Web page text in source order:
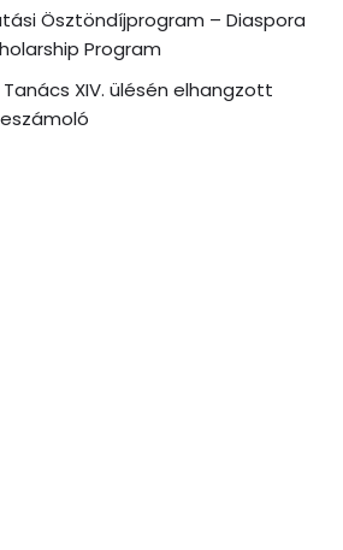
Ösztöndíjprogram – Diaspora
Program
XIV. ülésén elhangzott